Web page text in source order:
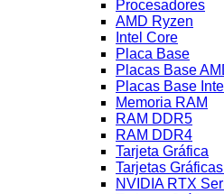
Procesadores
AMD Ryzen
Intel Core
Placa Base
Placas Base
Placas Base Intel
Memoria RAM
RAM DDR5
RAM DDR4
Tarjeta Gráfica
Tarjetas
NVIDIA RTX